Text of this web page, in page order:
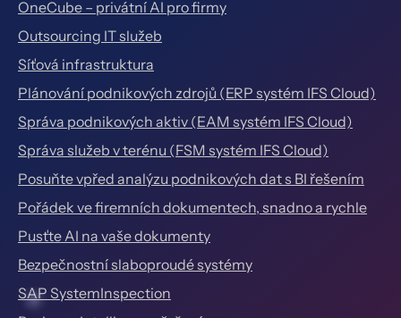
OneCube – privátní AI pro firmy
Outsourcing IT služeb
Síťová infrastruktura
Plánování podnikových zdrojů (ERP systém IFS Cloud)
Správa podnikových aktiv (EAM systém IFS Cloud)
Správa služeb v terénu (FSM systém IFS Cloud)
Posuňte vpřed analýzu podnikových dat s BI řešením
Pořádek ve firemních dokumentech, snadno a rychle
Pusťte AI na vaše dokumenty
Bezpečnostní slaboproudé systémy
SAP SystemInspection